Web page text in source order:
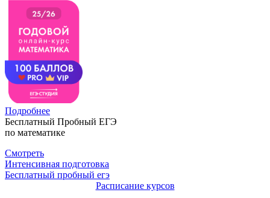
Подробнее
Бесплатный Пробный ЕГЭ
по математике
Смотреть
Интенсивная подготовка
Бесплатный пробный егэ
Расписание курсов